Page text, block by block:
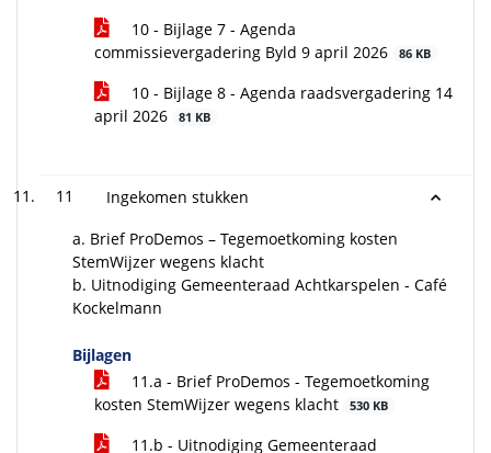
10 - Bijlage 7 - Agenda
commissievergadering Byld 9 april 2026
86 KB
10 - Bijlage 8 - Agenda raadsvergadering 14
april 2026
81 KB
11
Ingekomen stukken
a. Brief ProDemos – Tegemoetkoming kosten
StemWijzer wegens klacht
b. Uitnodiging Gemeenteraad Achtkarspelen - Café
Kockelmann
Bijlagen
11.a - Brief ProDemos - Tegemoetkoming
kosten StemWijzer wegens klacht
530 KB
11.b - Uitnodiging Gemeenteraad